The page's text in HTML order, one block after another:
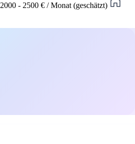
2000 - 2500 € / Monat (geschätzt)